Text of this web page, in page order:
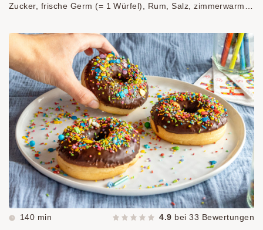
Zucker, frische Germ (= 1 Würfel), Rum, Salz, zimmerwarme
Himbeerschokolade, dunkle Schokolade
140 min 4.9 bei33 Bewertungen